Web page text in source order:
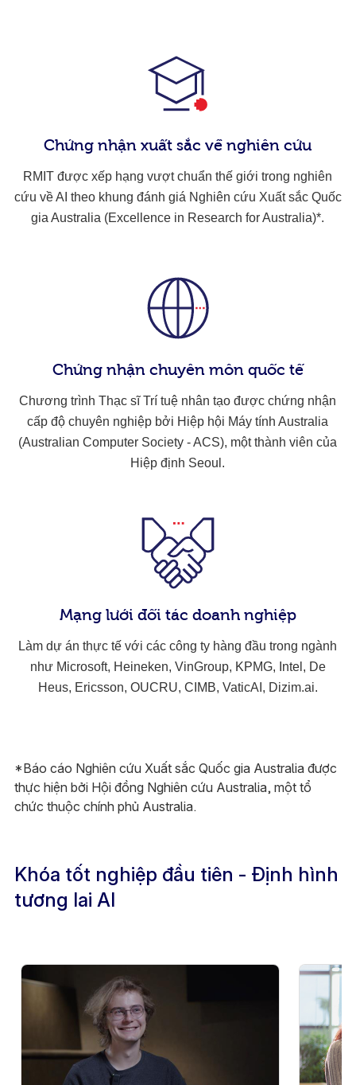
Chứng nhận xuất sắc về nghiên cứu
RMIT được xếp hạng vượt chuẩn thế giới trong nghiên
cứu về AI theo khung đánh giá Nghiên cứu Xuất sắc Quốc
gia Australia (Excellence in Research for Australia)*.
Chứng nhận chuyên môn quốc tế
Chương trình Thạc sĩ Trí tuệ nhân tạo được chứng nhận
cấp độ chuyên nghiệp bởi Hiệp hội Máy tính Australia
(Australian Computer Society - ACS), một thành viên của
Hiệp định Seoul.
Mạng lưới đối tác doanh nghiệp
Làm dự án thực tế với các công ty hàng đầu trong ngành
như Microsoft, Heineken, VinGroup, KPMG, Intel, De
Heus, Ericsson, OUCRU, CIMB, VaticAI, Dizim.ai.
*Báo cáo Nghiên cứu Xuất sắc Quốc gia Australia được
thực hiện bởi Hội đồng Nghiên cứu Australia, một tổ
chức thuộc chính phủ Australia.
Khóa tốt nghiệp đầu tiên - Định hình
tương lai AI